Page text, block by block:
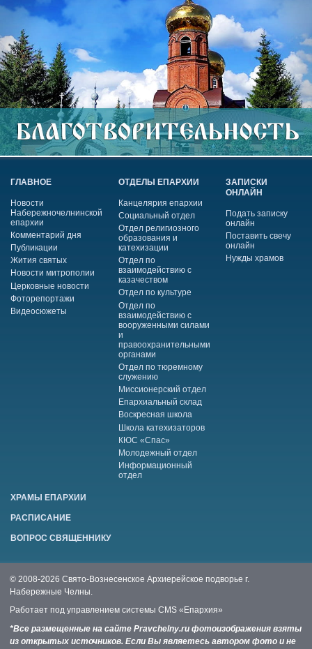
ГЛАВНОЕ
Новости
Набережночелнинской
епархии
Комментарий дня
Публикации
Жития святых
Новости митрополии
Церковные новости
Фоторепортажи
Видеосюжеты
ОТДЕЛЫ ЕПАРХИИ
Канцелярия епархии
Социальный отдел
Отдел религиозного
образования и
катехизации
Отдел по
взаимодействию с
казачеством
Отдел по культуре
Отдел по
взаимодействию с
вооруженными силами
и
правоохранительными
органами
Отдел по тюремному
служению
Миссионерский отдел
Епархиальный склад
Воскресная школа
Школа катехизаторов
КЮС «Спас»
Молодежный отдел
Информационный
отдел
ЗАПИСКИ
ОНЛАЙН
Подать записку
онлайн
Поставить свечу
онлайн
Нужды храмов
ХРАМЫ ЕПАРХИИ
РАСПИСАНИЕ
ВОПРОС СВЯЩЕННИКУ
© 2008-2026 Свято-Вознесенское Архиерейское подворье г.
Набережные Челны.
Работает под управлением системы CMS «Епархия»
*Все размещенные на сайте Pravchelny.ru фотоизображения взяты
из открытых источников. Если Вы являетесь автором фото и не